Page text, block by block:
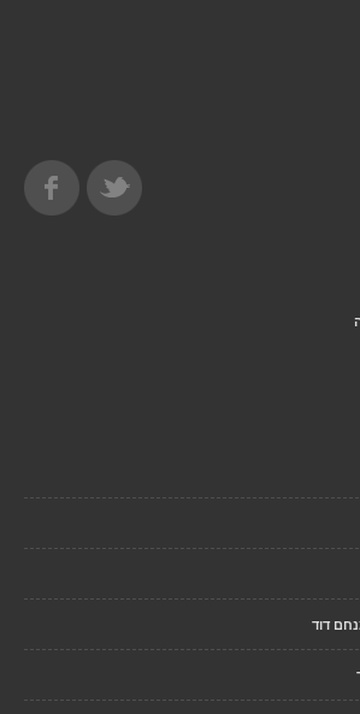
דוד